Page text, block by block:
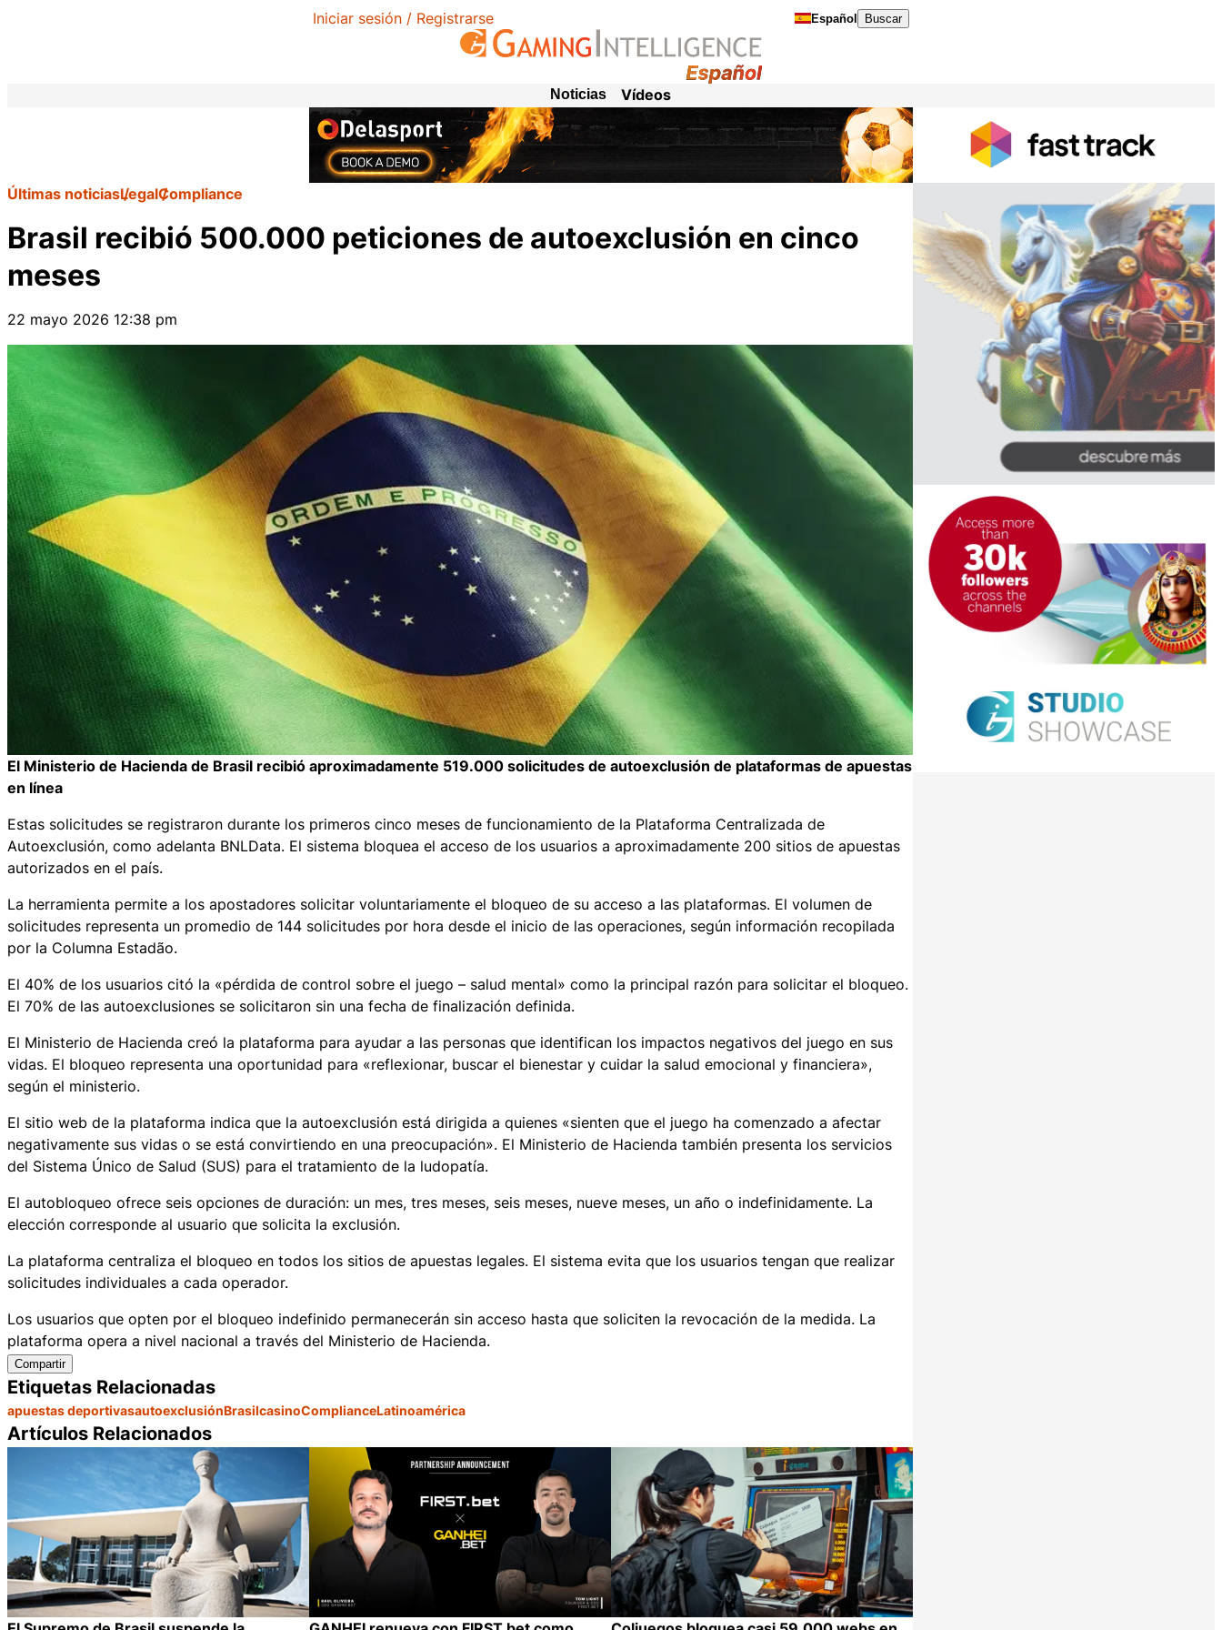
Iniciar sesión / Registrarse Español Buscar
Noticias Vídeos
Últimas noticiasLegalCompliance
Brasil recibió 500.000 peticiones de autoexclusión en cinco
meses
22 mayo 2026 12:38 pm
El Ministerio de Hacienda de Brasil recibió aproximadamente 519.000 solicitudes de autoexclusión de plataformas de apuestas
en línea
Estas solicitudes se registraron durante los primeros cinco meses de funcionamiento de la Plataforma Centralizada de
Autoexclusión, como adelanta BNLData. El sistema bloquea el acceso de los usuarios a aproximadamente 200 sitios de apuestas
autorizados en el país.
La herramienta permite a los apostadores solicitar voluntariamente el bloqueo de su acceso a las plataformas. El volumen de
solicitudes representa un promedio de 144 solicitudes por hora desde el inicio de las operaciones, según información recopilada
por la Columna Estadão.
El 40% de los usuarios citó la «pérdida de control sobre el juego – salud mental» como la principal razón para solicitar el bloqueo.
El 70% de las autoexclusiones se solicitaron sin una fecha de finalización definida.
El Ministerio de Hacienda creó la plataforma para ayudar a las personas que identifican los impactos negativos del juego en sus
vidas. El bloqueo representa una oportunidad para «reflexionar, buscar el bienestar y cuidar la salud emocional y financiera»,
según el ministerio.
El sitio web de la plataforma indica que la autoexclusión está dirigida a quienes «sienten que el juego ha comenzado a afectar
negativamente sus vidas o se está convirtiendo en una preocupación». El Ministerio de Hacienda también presenta los servicios
del Sistema Único de Salud (SUS) para el tratamiento de la ludopatía.
El autobloqueo ofrece seis opciones de duración: un mes, tres meses, seis meses, nueve meses, un año o indefinidamente. La
elección corresponde al usuario que solicita la exclusión.
La plataforma centraliza el bloqueo en todos los sitios de apuestas legales. El sistema evita que los usuarios tengan que realizar
solicitudes individuales a cada operador.
Los usuarios que opten por el bloqueo indefinido permanecerán sin acceso hasta que soliciten la revocación de la medida. La
plataforma opera a nivel nacional a través del Ministerio de Hacienda.
Compartir
Etiquetas Relacionadas
apuestas deportivasautoexclusiónBrasilcasinoComplianceLatinoamérica
Artículos Relacionados